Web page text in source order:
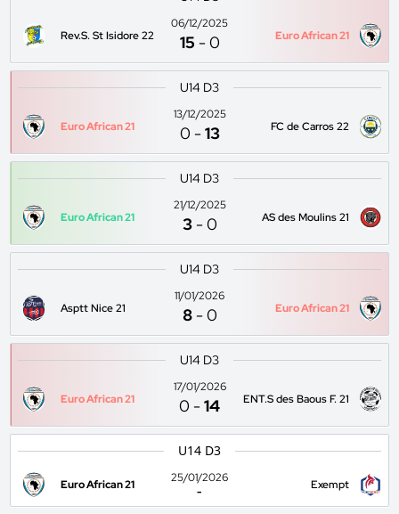
Rev.S. St Isidore 22
06/12/2025
15 -0 Euro African 21
U14 D3
Euro African 21
13/12/2025
0 -13 FC de Carros 22
U14 D3
Euro African 21
21/12/2025
3 -0 AS des Moulins 21
U14 D3
Asptt Nice 21
11/01/2026
8 -0 Euro African 21
U14 D3
Euro African 21
17/01/2026
0 -14 ENT.S des Baous F. 21
U14 D3
Euro African 21
25/01/2026
-
Exempt